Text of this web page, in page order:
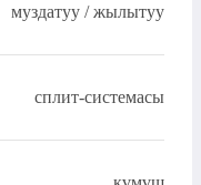
муздатуу / жылытуу
сплит-системасы